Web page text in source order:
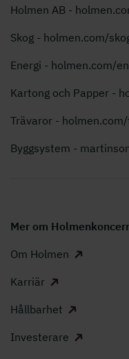
Holmen AB -
Skog - holmen.com/
Energi - holmen.com/
Kartong och Papper -
Trävaror -
Byggsystem -
Mer om
Om Holmen
Karriär
Hållbarhet
Investerare